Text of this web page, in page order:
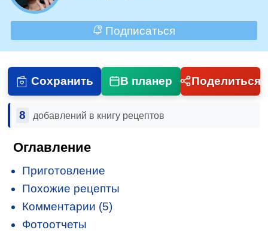
Подписаться
Сохранить В планер Поделиться
8 добавлений в книгу рецептов
Оглавление
Приготовление
Похожие рецепты
Комментарии (5)
Фотоотчеты